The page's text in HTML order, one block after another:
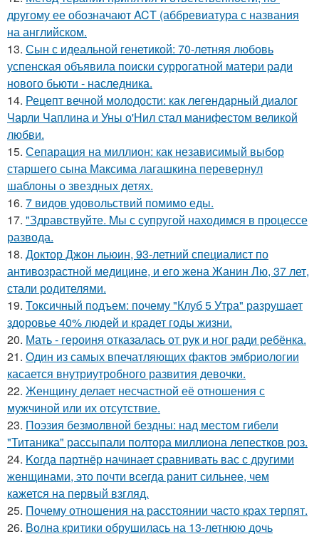
другому ее обозначают ACT (аббревиатура с названия
на английском.
13. Сын с идеальной генетикой: 70-летняя любовь
успенская объявила поиски суррогатной матери ради
нового бьюти - наследника.
14. Рецепт вечной молодости: как легендарный диалог
Чарли Чаплина и Уны о'Нил стал манифестом великой
любви.
15. Сепарация на миллион: как независимый выбор
старшего сына Максима лагашкина перевернул
шаблоны о звездных детях.
16. 7 видов удовольствий помимо еды.
17. "Здравствуйте. Mы с супругой находимся в процессе
развода.
18. Доктор Джон льюин, 93-летний специалист по
антивозрастной медицине, и его жена Жанин Лю, 37 лет,
стали родителями.
19. Токсичный подъем: почему "Клуб 5 Утра" разрушает
здоровье 40% людей и крадет годы жизни.
20. Мать - героиня отказалась от рук и ног ради ребёнка.
21. Один из самых впечатляющих фактов эмбриологии
касается внутриутробного развития девочки.
22. Женщину делает несчастной её отношения с
мужчиной или их отсутствие.
23. Поэзия безмолвной бездны: над местом гибели
"Титаника" рассыпали полтора миллиона лепестков роз.
24. Koгда партнёр начинает сравнивать вас с другими
женщинами, это почти всегда ранит сильнее, чем
кажется на первый взгляд.
25. Почему отношения на расстоянии часто крах терпят.
26. Волна критики обрушилась на 13-летнюю дочь